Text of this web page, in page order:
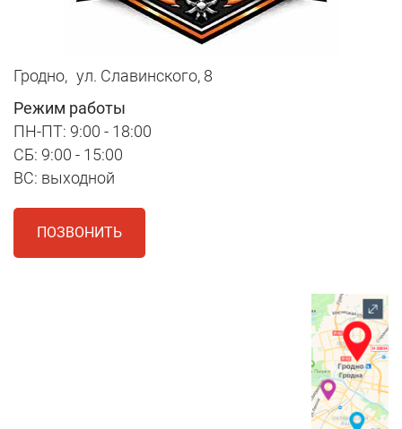
Гродно, ул. Славинского, 8
Режим работы
ПН-ПТ: 9:00 - 18:00
СБ: 9:00 - 15:00
ВС: выходной
ПОЗВОНИТЬ